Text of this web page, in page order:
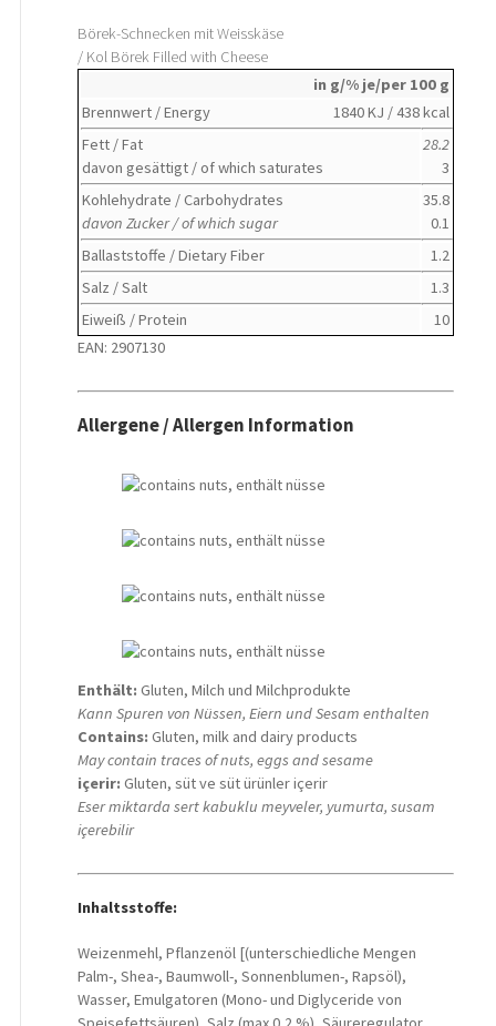
Börek-Schnecken mit Weisskäse
/ Kol Börek Filled with Cheese
in g/% je/per 100 g
Brennwert / Energy
1840 KJ / 438 kcal
Fett / Fat
davon gesättigt / of which saturates
28.2
3
Kohlehydrate / Carbohydrates
davon Zucker / of which sugar
35.8
0.1
Ballaststoffe / Dietary Fiber
1.2
Salz / Salt
1.3
Eiweiß / Protein
10
EAN: 2907130
Allergene / Allergen Information
Enthält: Gluten, Milch und Milchprodukte
Kann Spuren von Nüssen, Eiern und Sesam enthalten
Contains: Gluten, milk and dairy products
May contain traces of nuts, eggs and sesame
içerir: Gluten, süt ve süt ürünler içerir
Eser miktarda sert kabuklu meyveler, yumurta, susam
içerebilir
Inhaltsstoffe:
Weizenmehl, Pflanzenöl [(unterschiedliche Mengen
Palm-, Shea-, Baumwoll-, Sonnenblumen-, Rapsöl),
Wasser, Emulgatoren (Mono- und Diglyceride von